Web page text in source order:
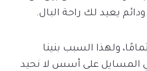
يعيد لك راحة البال.
ولهذا السبب بنينا
المسايل على أسس لا نحيد